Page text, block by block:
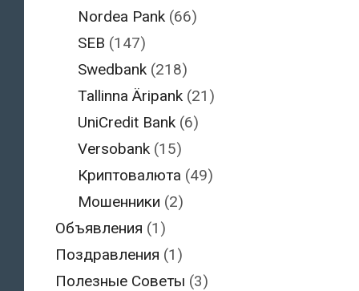
Nordea Pank (66)
SEB (147)
Swedbank (218)
Tallinna Äripank (21)
UniCredit Bank (6)
Versobank (15)
Криптовалюта (49)
Мошенники (2)
Объявления (1)
Поздравления (1)
Полезные Советы (3)